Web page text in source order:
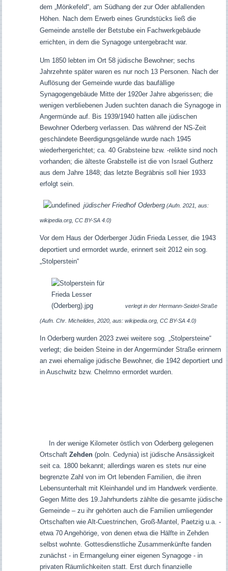
dem „Mönkefeld“, am Südhang der zur Oder abfallenden
Höhen. Nach dem Erwerb eines Grundstücks ließ die
Gemeinde anstelle der Betstube ein Fachwerkgebäude
errichten, in dem die Synagoge untergebracht war.
Um 1850 lebten im Ort 58 jüdische Bewohner; sechs
Jahrzehnte später waren es nur noch 13 Personen. Nach der
Auflösung der Gemeinde wurde das baufällige
Synagogengebäude Mitte der 1920er Jahre abgerissen; die
wenigen verbliebenen Juden suchten danach die Synagoge in
Angermünde auf. Bis 1939/1940 hatten alle jüdischen
Bewohner Oderberg verlassen. Das während der NS-Zeit
geschändete Beerdigungsgelände wurde nach 1945
wiederhergerichtet; ca. 40 Grabsteine bzw. -relikte sind noch
vorhanden; die älteste Grabstelle ist die von Israel Gutherz
aus dem Jahre 1848; das letzte Begräbnis soll hier 1933
erfolgt sein.
jüdischer Friedhof Oderberg(Aufn. 2021, aus:
wikipedia.org, CC BY-SA 4.0)
Vor dem Haus der Oderberger Jüdin Frieda Lesser, die 1943
deportiert und ermordet wurde, erinnert seit 2012 ein sog.
„Stolperstein“
verlegt in der Hermann-Seidel-Straße
(Aufn. Chr. Michelides, 2020, aus: wikipedia.org, CC BY-SA 4.0)
In Oderberg wurden 2023 zwei weitere sog. „Stolpersteine“
verlegt; die beiden Steine in der Angermünder Straße erinnern
an zwei ehemalige jüdische Bewohner, die 1942 deportiert und
in Auschwitz bzw. Chelmno ermordet wurden.
In der wenige Kilometer östlich von Oderberg gelegenen
Ortschaft Zehden(poln. Cedynia) ist jüdische Ansässigkeit
seit ca. 1800 bekannt; allerdings waren es stets nur eine
begrenzte Zahl von im Ort lebenden Familien, die ihren
Lebensunterhalt mit Kleinhandel und im Handwerk verdiente.
Gegen Mitte des 19.Jahrhunderts zählte die gesamte jüdische
Gemeinde – zu ihr gehörten auch die Familien umliegender
Ortschaften wie Alt-Cuestrinchen, Groß-Mantel, Paetzig u.a. -
etwa 70 Angehörige, von denen etwa die Hälfte in Zehden
selbst wohnte. Gottesdienstliche Zusammenkünfte fanden
zunächst - in Ermangelung einer eigenen Synagoge - in
privaten Räumlichkeiten statt. Erst durch finanzielle